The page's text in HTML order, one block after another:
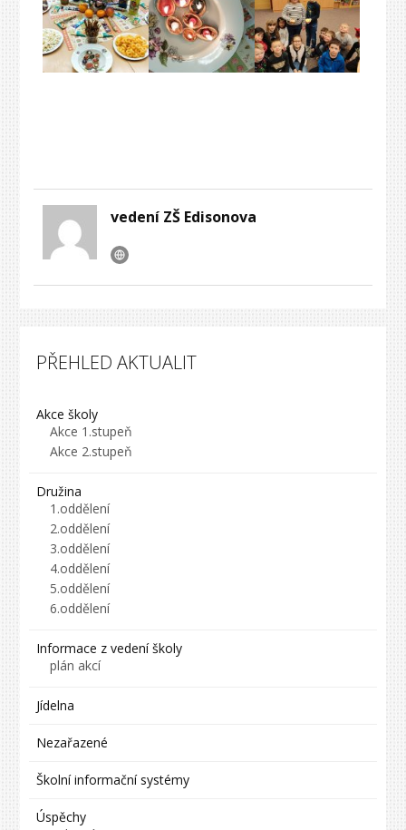
vedení ZŠ Edisonova
PŘEHLED AKTUALIT
Akce školy
Akce 1.stupeň
Akce 2.stupeň
Družina
1.oddělení
2.oddělení
3.oddělení
4.oddělení
5.oddělení
6.oddělení
Informace z vedení školy
plán akcí
Jídelna
Nezařazené
Školní informační systémy
Úspěchy